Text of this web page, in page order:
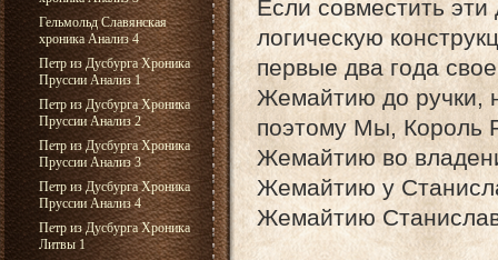
Гельмольд Славянская
хроника Анализ 4
Петр из Дусбурга Хроника
Пруссии Анализ 1
Петр из Дусбурга Хроника
Пруссии Анализ 2
Петр из Дусбурга Хроника
Пруссии Анализ 3
Петр из Дусбурга Хроника
Пруссии Анализ 4
Петр из Дусбурга Хроника
Литвы 1
Если совместить
логическую
первые два года
Жемайтию до ручки,
поэтому Мы, Король
Жемайтию во
Жемайтию у
Жемайтию